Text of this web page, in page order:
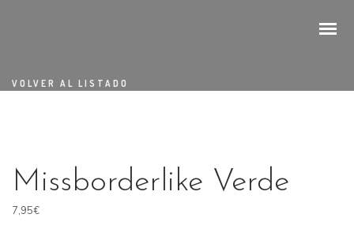
VOLVER AL LISTADO
Missborderlike Verde
7,95€